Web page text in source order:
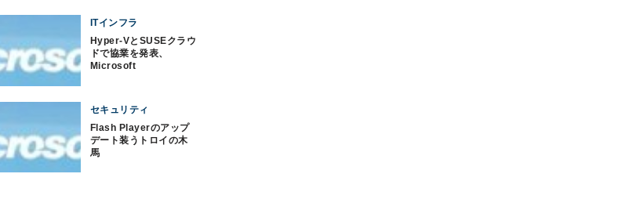
ITインフラ
Hyper-VとSUSEクラウ
ドで協業を発表、
Microsoft
セキュリティ
Flash Playerのアップ
デート装うトロイの木
馬